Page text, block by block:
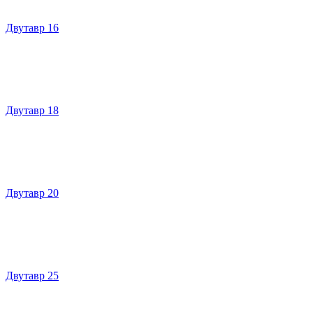
Двутавр 16
Двутавр 18
Двутавр 20
Двутавр 25